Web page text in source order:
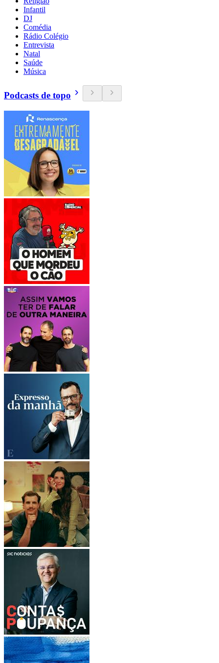
Infantil
DJ
Comédia
Rádio Colégio
Entrevista
Natal
Saúde
Música
Podcasts de topo